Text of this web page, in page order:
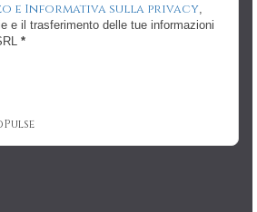
e Informativa sulla privacy,
e il trasferimento delle tue informazioni
*